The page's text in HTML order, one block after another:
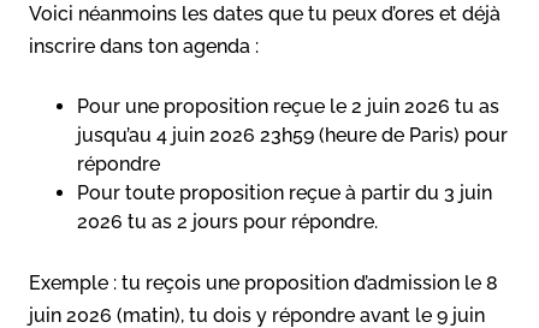
Voici néanmoins les dates que tu peux d’ores et déjà
inscrire dans ton agenda :
Pour une proposition reçue le 2 juin 2026 tu as
jusqu’au 4 juin 2026 23h59 (heure de Paris) pour
répondre
Pour toute proposition reçue à partir du 3 juin
2026 tu as 2 jours pour répondre.
Exemple : tu reçois une proposition d’admission le 8
juin 2026 (matin), tu dois y répondre avant le 9 juin